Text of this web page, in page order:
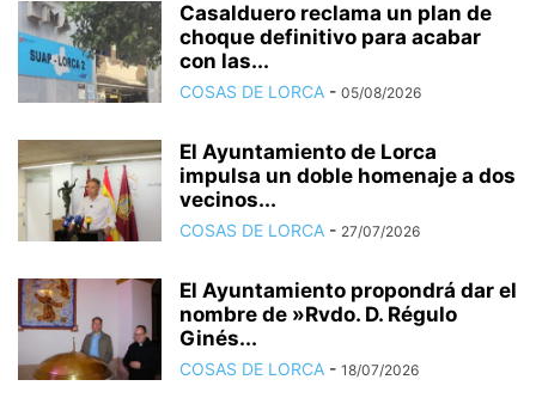
Casalduero reclama un plan de
choque definitivo para acabar
con las...
COSAS DE LORCA - 05/08/2026
El Ayuntamiento de Lorca
impulsa un doble homenaje a dos
vecinos...
COSAS DE LORCA - 27/07/2026
El Ayuntamiento propondrá dar el
nombre de »Rvdo. D. Régulo
Ginés...
COSAS DE LORCA - 18/07/2026